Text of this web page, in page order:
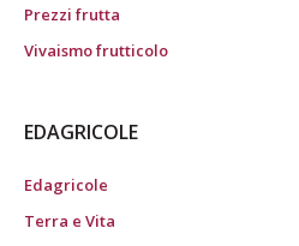
Prezzi frutta
Vivaismo frutticolo
EDAGRICOLE
Edagricole
Terra e Vita